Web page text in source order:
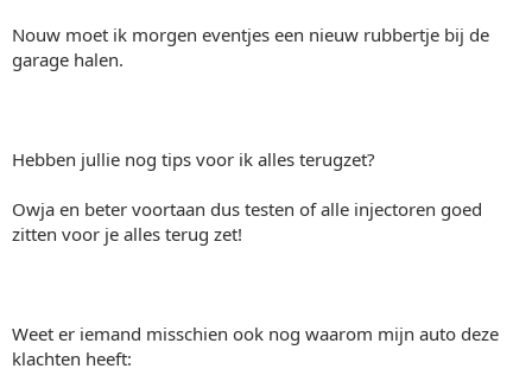
Nouw moet ik morgen eventjes een nieuw rubbertje bij de
garage halen.
Hebben jullie nog tips voor ik alles terugzet?
Owja en beter voortaan dus testen of alle injectoren goed
zitten voor je alles terug zet!
Weet er iemand misschien ook nog waarom mijn auto deze
klachten heeft: